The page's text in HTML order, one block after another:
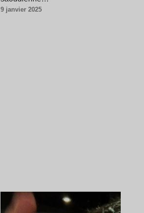
9 janvier 2025
Lire l’article